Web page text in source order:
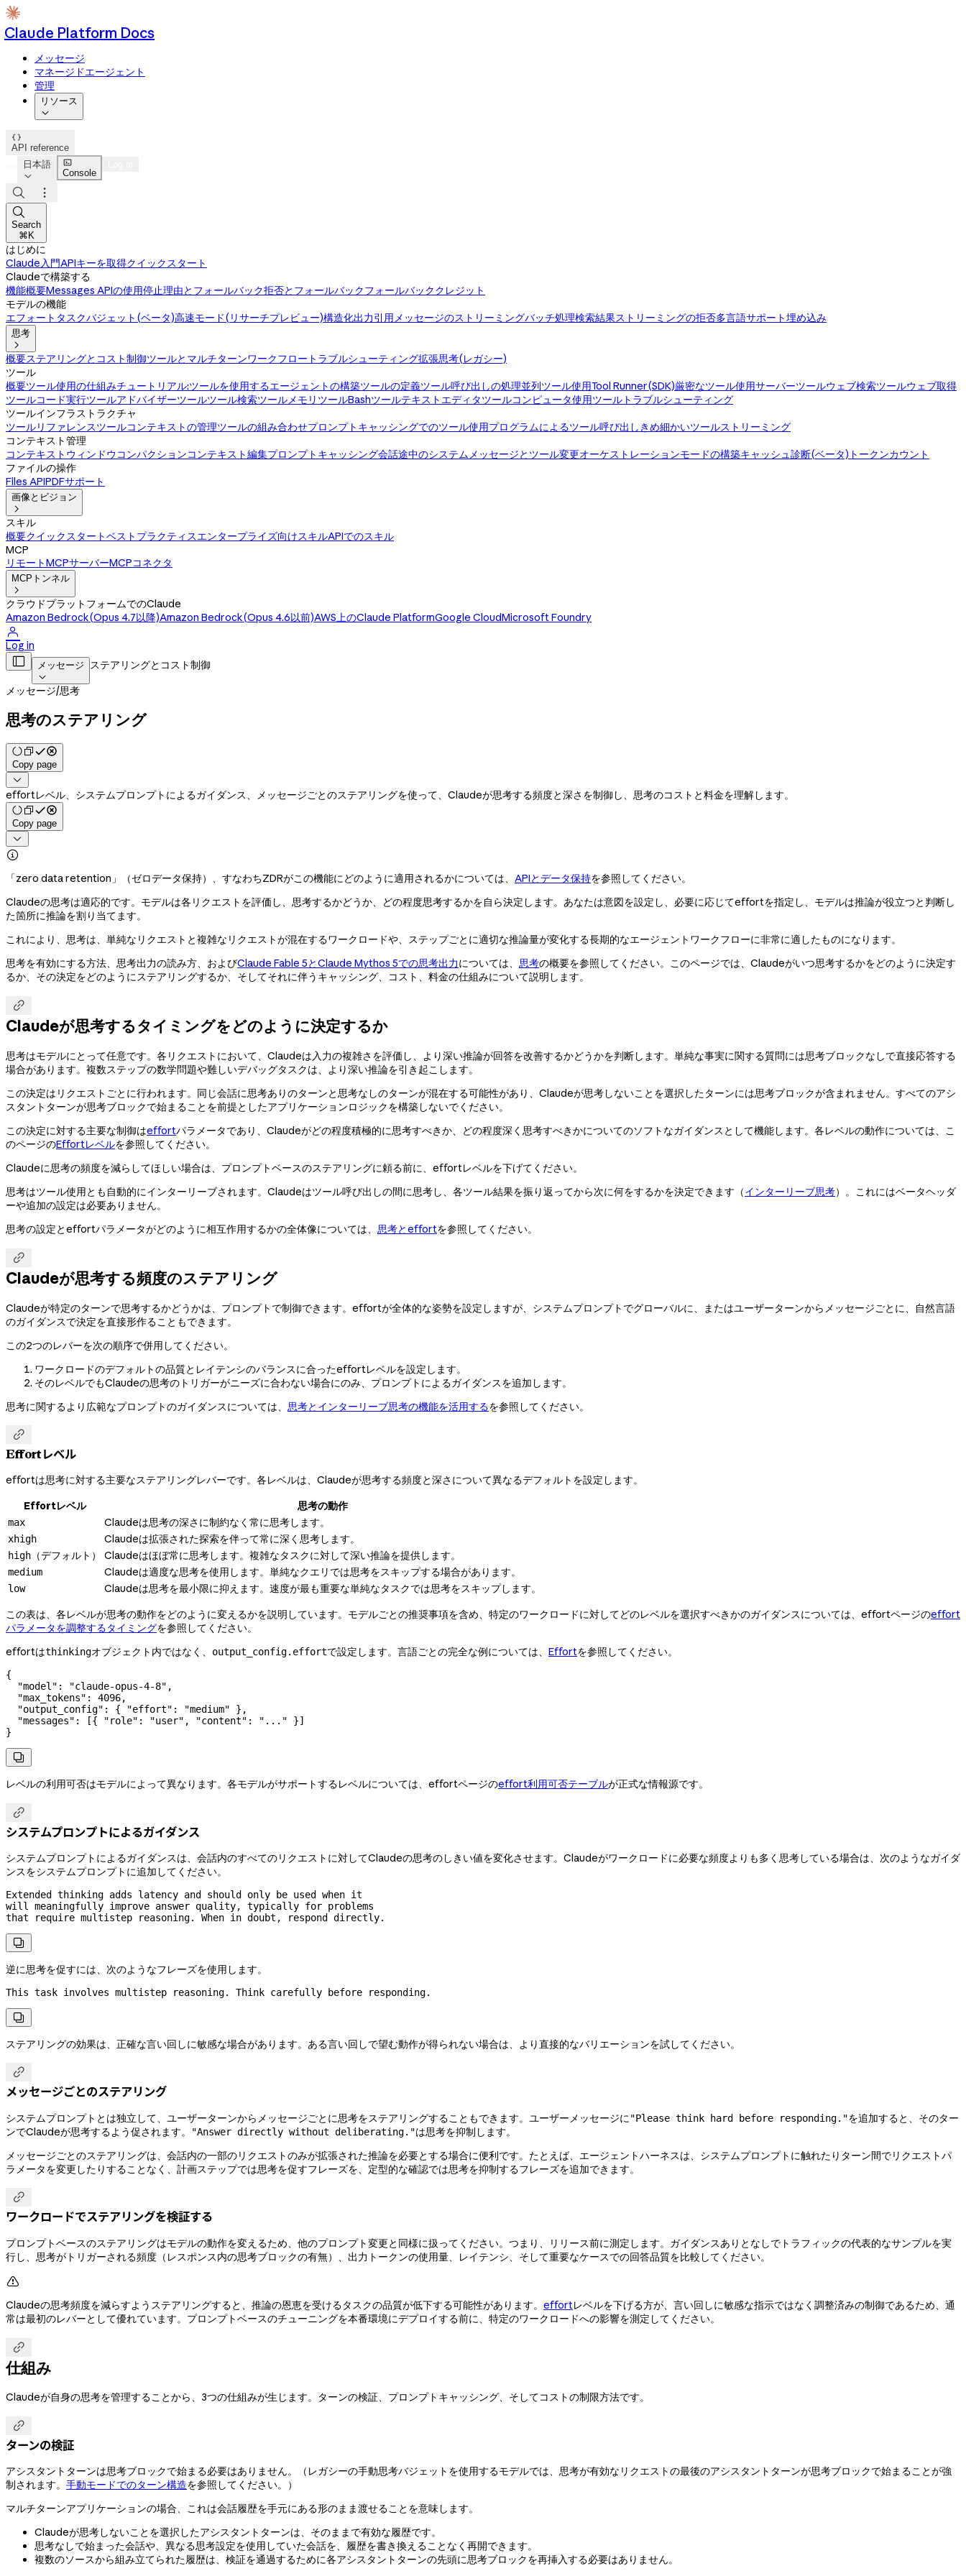
Claude Platform Docs
メッセージ
マネージドエージェント
管理
リソース


API reference
日本語


Console



Search
⌘K
はじめに
Claude入門APIキーを取得クイックスタート
Claudeで構築する
機能概要Messages APIの使用停止理由とフォールバック拒否とフォールバックフォールバッククレジット
モデルの機能
エフォート タスクバジェット(ベータ)高速モード(リサーチプレビュー)構造化出力引用メッセージのストリーミングバッチ処理検索結果ストリーミングの拒否多言語サポート埋め込み
思考

概要ステアリングとコスト制御ツールとマルチターンワークフロー トラブルシューティング拡張思考(レガシー)
ツール
概要ツール使用の仕組みチュートリアル:ツールを使用するエージェントの構築ツールの定義ツール呼び出しの処理並列ツール使用Tool Runner(SDK)厳密なツール使用サーバーツールウェブ検索ツールウェブ取得
ツールコード実行ツールアドバイザーツールツール検索ツールメモリツールBashツールテキストエディタツールコンピュータ使用ツール トラブルシューティング
ツールインフラストラクチャ
ツールリファレンスツールコンテキストの管理ツールの組み合わせプロンプトキャッシングでのツール使用プログラムによるツール呼び出し きめ細かいツールストリーミング
コンテキスト管理
コンテキストウィンドウ コンパクションコンテキスト編集プロンプトキャッシング会話途中のシステムメッセージとツール変更オーケストレーションモードの構築キャッシュ診断(ベータ) トークンカウント
ファイルの操作
Files APIPDFサポート
画像とビジョン

スキル
概要クイックスタートベストプラクティスエンタープライズ向けスキルAPIでのスキル
MCP
リモートMCPサーバーMCPコネクタ
MCPトンネル

クラウドプラットフォームでのClaude
Amazon Bedrock(Opus 4.7以降)Amazon Bedrock(Opus 4.6以前)AWS上のClaude PlatformGoogle CloudMicrosoft Foundry

Log in
 メッセージ

ステアリングとコスト制御
メッセージ/思考
思考のステアリング
Copy page

effortレベル、システムプロンプトによるガイダンス、メッセージごとのステアリングを使って、Claudeが思考する頻度と深さを制御し、思考のコストと料金を理解します。
Copy page


「zero data retention」（ゼロデータ保持）、すなわちZDRがこの機能にどのように適用されるかについては、 APIとデータ保持を参照してください。
Claudeの思考は適応的です。モデルは各リクエストを評価し、思考するかどうか、どの程度思考するかを自ら決定します。あなたは意図を設定し、必要に応じてeffortを指定し、モデルは推論が役立つと判断し
た箇所に推論を割り当てます。
これにより、思考は、単純なリクエストと複雑なリクエストが混在するワークロードや、ステップごとに適切な推論量が変化する長期的なエージェントワークフローに非常に適したものになります。
思考を有効にする方法、思考出力の読み方、およびClaude Fable 5とClaude Mythos 5での思考出力については、 思考の概要を参照してください。このページでは、Claudeがいつ思考するかをどのように決定す
るか、その決定をどのようにステアリングするか、そしてそれに伴うキャッシング、コスト、料金の仕組みについて説明します。

Claudeが思考するタイミングをどのように決定するか
思考はモデルにとって任意です。各リクエストにおいて、Claudeは入力の複雑さを評価し、より深い推論が回答を改善するかどうかを判断します。単純な事実に関する質問には思考ブロックなしで直接応答する
場合があります。複数ステップの数学問題や難しいデバッグタスクは、より深い推論を引き起こします。
この決定はリクエストごとに行われます。同じ会話に思考ありのターンと思考なしのターンが混在する可能性があり、Claudeが思考しないことを選択したターンには思考ブロックが含まれません。すべてのアシ
スタントターンが思考ブロックで始まることを前提としたアプリケーションロジックを構築しないでください。
この決定に対する主要な制御はeffortパラメータであり、Claudeがどの程度積極的に思考すべきか、どの程度深く思考すべきかについてのソフトなガイダンスとして機能します。各レベルの動作については、こ
のページのEffortレベルを参照してください。
Claudeに思考の頻度を減らしてほしい場合は、プロンプトベースのステアリングに頼る前に、effortレベルを下げてください。
思考はツール使用とも自動的にインターリーブされます。Claudeはツール呼び出しの間に思考し、各ツール結果を振り返ってから次に何をするかを決定できます（インターリーブ思考）。これにはベータヘッダ
ーや追加の設定は必要ありません。
思考の設定とeffortパラメータがどのように相互作用するかの全体像については、 思考とeffortを参照してください。

Claudeが思考する頻度のステアリング
Claudeが特定のターンで思考するかどうかは、プロンプトで制御できます。effortが全体的な姿勢を設定しますが、システムプロンプトでグローバルに、またはユーザーターンからメッセージごとに、自然言語
のガイダンスで決定を直接形作ることもできます。
この2つのレバーを次の順序で併用してください。
ワークロードのデフォルトの品質とレイテンシのバランスに合ったeffortレベルを設定します。
そのレベルでもClaudeの思考のトリガーがニーズに合わない場合にのみ、プロンプトによるガイダンスを追加します。
思考に関するより広範なプロンプトのガイダンスについては、 思考とインターリーブ思考の機能を活用するを参照してください。

Effortレベル
effortは思考に対する主要なステアリングレバーです。各レベルは、Claudeが思考する頻度と深さについて異なるデフォルトを設定します。
Effortレベル
思考の動作
max Claudeは思考の深さに制約なく常に思考します。
xhigh Claudeは拡張された探索を伴って常に深く思考します。
high （デフォルト） Claudeはほぼ常に思考します。複雑なタスクに対して深い推論を提供します。
medium Claudeは適度な思考を使用します。単純なクエリでは思考をスキップする場合があります。
low
Claudeは思考を最小限に抑えます。速度が最も重要な単純なタスクでは思考をスキップします。
この表は、各レベルが思考の動作をどのように変えるかを説明しています。モデルごとの推奨事項を含め、特定のワークロードに対してどのレベルを選択すべきかのガイダンスについては、effortページのeffort
パラメータを調整するタイミングを参照してください。
effortはthinkingオブジェクト内ではなく、 output_config.effortで設定します。言語ごとの完全な例については、 Effortを参照してください。
{
  "model"
: "claude-opus-4-8" ,
  "max_tokens"
: 4096,
  "output_config"
: { "effort" : "medium" },
  "messages"
: [{ "role" : "user" , "content" : "..." }]
}

レベルの利用可否はモデルによって異なります。各モデルがサポートするレベルについては、effortページのeffort利用可否テーブルが正式な情報源です。

システムプロンプトによるガイダンス
システムプロンプトによるガイダンスは、会話内のすべてのリクエストに対してClaudeの思考のしきい値を変化させます。Claudeがワークロードに必要な頻度よりも多く思考している場合は、次のようなガイダ
ンスをシステムプロンプトに追加してください。
Extended thinking adds latency and should only be used when it
will meaningfully improve answer quality, typically for problems
that require multistep reasoning. When in doubt, respond directly.

逆に思考を促すには、次のようなフレーズを使用します。
This task involves multistep reasoning. Think carefully before responding.

ステアリングの効果は、正確な言い回しに敏感な場合があります。ある言い回しで望む動作が得られない場合は、より直接的なバリエーションを試してください。

メッセージごとのステアリング
システムプロンプトとは独立して、ユーザーターンからメッセージごとに思考をステアリングすることもできます。ユーザーメッセージに"Please think hard before responding."を追加すると、そのター
ンでClaudeが思考するよう促されます。
"Answer directly without deliberating."は思考を抑制します。
メッセージごとのステアリングは、会話内の一部のリクエストのみが拡張された推論を必要とする場合に便利です。たとえば、エージェントハーネスは、システムプロンプトに触れたりターン間でリクエストパ
ラメータを変更したりすることなく、計画ステップでは思考を促すフレーズを、定型的な確認では思考を抑制するフレーズを追加できます。

ワークロードでステアリングを検証する
プロンプトベースのステアリングはモデルの動作を変えるため、他のプロンプト変更と同様に扱ってください。つまり、リリース前に測定します。ガイダンスありとなしでトラフィックの代表的なサンプルを実
行し、思考がトリガーされる頻度（レスポンス内の思考ブロックの有無）、出力トークンの使用量、レイテンシ、そして重要なケースでの回答品質を比較してください。

Claudeの思考頻度を減らすようステアリングすると、推論の恩恵を受けるタスクの品質が低下する可能性があります。 effortレベルを下げる方が、言い回しに敏感な指示ではなく調整済みの制御であるため、通
常は最初のレバーとして優れています。プロンプトベースのチューニングを本番環境にデプロイする前に、特定のワークロードへの影響を測定してください。

仕組み
Claudeが自身の思考を管理することから、3つの仕組みが生じます。ターンの検証、プロンプトキャッシング、そしてコストの制限方法です。

ターンの検証
アシスタントターンは思考ブロックで始まる必要はありません。（レガシーの手動思考バジェットを使用するモデルでは、思考が有効なリクエストの最後のアシスタントターンが思考ブロックで始まることが強
制されます。 手動モードでのターン構造を参照してください。）
マルチターンアプリケーションの場合、これは会話履歴を手元にある形のまま渡せることを意味します。
Claudeが思考しないことを選択したアシスタントターンは、そのままで有効な履歴です。
思考なしで始まった会話や、異なる思考設定を使用していた会話を、履歴を書き換えることなく再開できます。
複数のソースから組み立てられた履歴は、検証を通過するために各アシスタントターンの先頭に思考ブロックを再挿入する必要はありません。